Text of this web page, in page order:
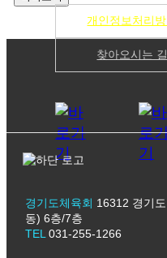
개인정보처리방
찾아오시는 길
경기도체육회 16312 경기
동) 6층/7층
TEL 031-255-1266